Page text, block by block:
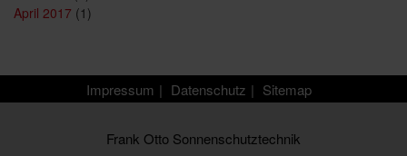
April 2017 (1)
Impressum Datenschutz Sitemap
Frank Otto Sonnenschutztechnik